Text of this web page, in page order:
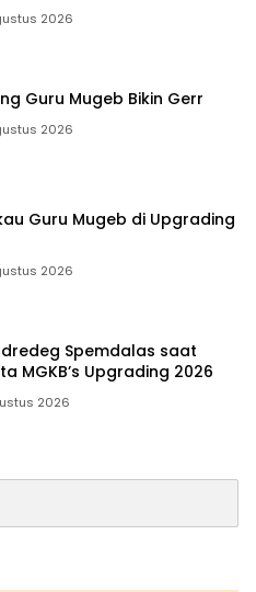
2026
Guru Mugeb Bikin Gerr
2026
Guru Mugeb di Upgrading
2026
Spemdalas saat
MGKB’s Upgrading 2026
2026